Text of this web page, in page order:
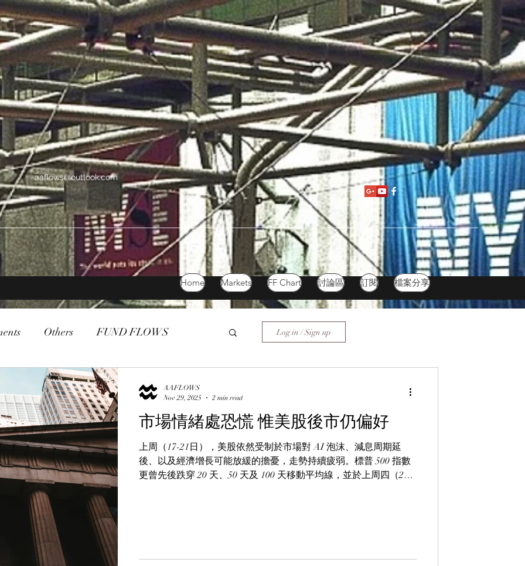
aaflows@outlook.com
Home Markets FF Chart 討論區 訂閱 檔案分享
Others FUND FLOWS
death cross commodity
Log in / Sign up
市場情緒處恐慌 惟美股後市仍偏好
上周（17-21日），美股依然受制於市場對 AI 泡沫、減息周期延
後、以及經濟增長可能放緩的擔憂，走勢持續疲弱。標普 500 指數
更曾先後跌穿 20 天、50 天及 100 天移動平均線，並於上周四（20
上三條主要移動平均線，更升穿 6,800 點，全週累計反彈 4.2%（按
AAFLOWS
Nov 29, 2025
2 min read